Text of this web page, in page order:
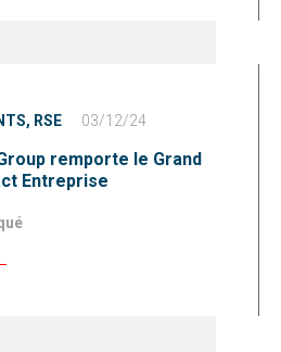
RSE 03/12/24
remporte le Grand
Entreprise